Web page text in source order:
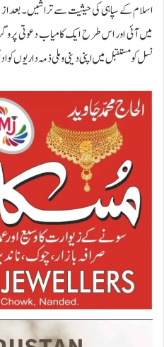
اسلام کے سپاہی کی حیثیت سے تراشیں۔بعد از
میں آئی اور اس طرح ایک کامیاب دعوتی
نسل کو مستقبل میں اپنی دینی و ملی ذمہ داریوں